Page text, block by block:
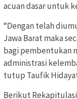
acuan dasar untuk
“Dengan telah
Jawa Barat maka
bagi pembentukan
administrasi
tutup Taufik
Berikut Rekapitulasi